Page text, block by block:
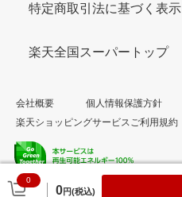
0
0円(税込)
特定商取引法に基づく表示
楽天全国スーパートップ
会社概要
個人情報保護方針
楽天ショッピングサービスご利用規約
© Rakuten Group, Inc.